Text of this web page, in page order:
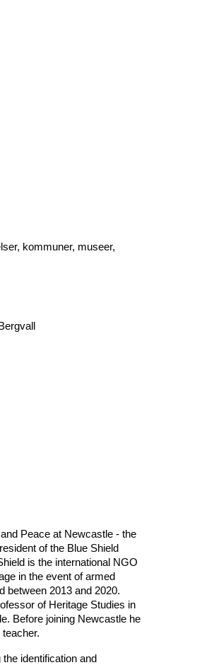
kommuner, museer,
Peace at Newcastle - the
of the Blue Shield
is the international NGO
in the event of armed
between 2013 and 2020.
of Heritage Studies in
Before joining Newcastle he
identification and